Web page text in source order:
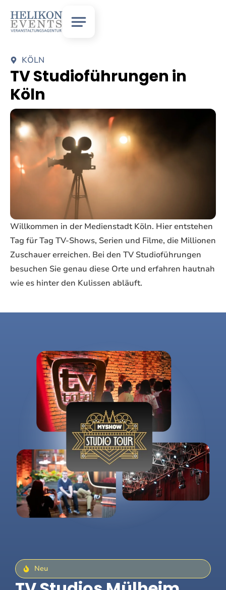
KÖLN
TV Studioführungen in
Köln
Willkommen in der Medienstadt Köln. Hier entstehen
Tag für Tag TV-Shows, Serien und Filme, die Millionen
Zuschauer erreichen. Bei den TV Studioführungen
besuchen Sie genau diese Orte und erfahren hautnah
wie es hinter den Kulissen abläuft.
Neu